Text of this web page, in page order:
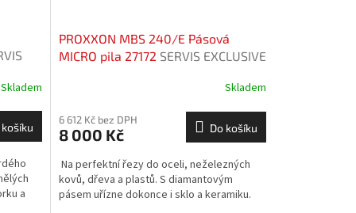
Skladem
košíku
a
PROXXON MBS 240/E Pásová
MICRO pila 27172 SERVIS EXCLUSIVE
Skladem
6 612 Kč bez DPH
8 000 Kč Do košíku
Na perfektní řezy do oceli, neželezných
kovů, dřeva a plastů. S diamantovým
pásem uřízne dokonce i sklo a keramiku.